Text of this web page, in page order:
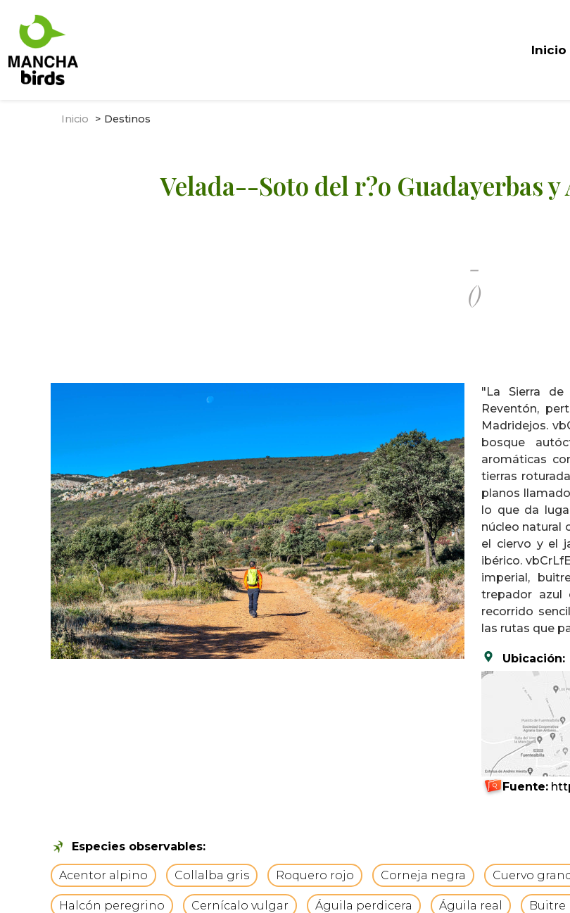
Inicio
Inicio Destinos
Velada--Soto del r?o Guadayerbas y
-
()
"La Sierra de
Reventón,
Madridejos.
bosque
aromáticas
tierras
planos
lo que da
núcleo natural
el ciervo y el
ibérico.
imperial,
trepador azul
recorrido
las rutas que
Ubicación:
Fuente:
Especies observables:
Acentor alpino Collalba gris Roquero rojo Corneja negra Cuervo
Halcón peregrino Cernícalo vulgar Águila perdicera Águila real Buitre